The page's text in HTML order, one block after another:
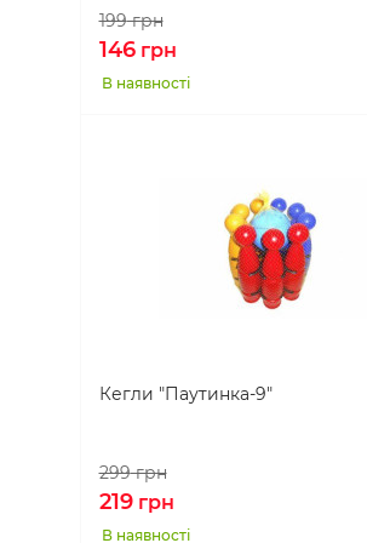
199грн
146грн
В наявності
Кегли "Паутинка-9"
299грн
219грн
В наявності